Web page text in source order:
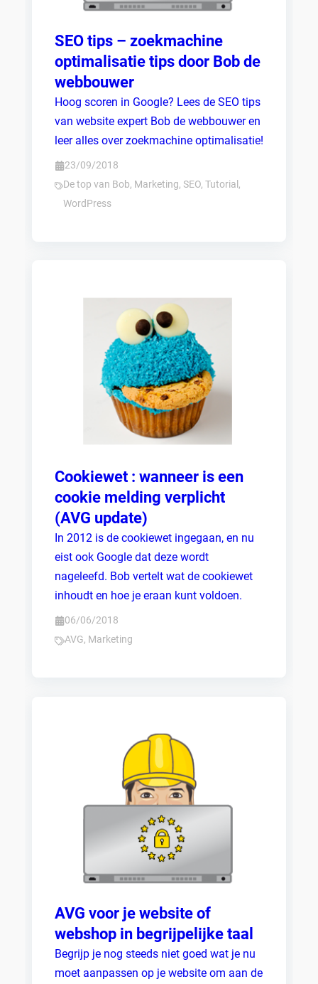
SEO tips – zoekmachine
optimalisatie tips door Bob de
webbouwer
Hoog scoren in Google? Lees de SEO tips
van website expert Bob de webbouwer en
leer alles over zoekmachine optimalisatie!
23/09/2018
De top van Bob, Marketing,SEO,Tutorial ,
WordPress
Cookiewet : wanneer is een
cookie melding verplicht
(AVG update)
In 2012 is de cookiewet ingegaan, en nu
eist ook Google dat deze wordt
nageleefd. Bob vertelt wat de cookiewet
inhoudt en hoe je eraan kunt voldoen.
06/06/2018
AVG, Marketing
AVG voor je website of
webshop in begrijpelijke taal
Begrijp je nog steeds niet goed wat je nu
moet aanpassen op je website om aan de